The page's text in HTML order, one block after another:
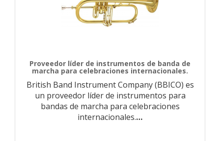
Proveedor líder de instrumentos de banda de
marcha para celebraciones internacionales.
British Band Instrument Company (BBICO) es
un proveedor líder de instrumentos para
bandas de marcha para celebraciones
internacionales.…